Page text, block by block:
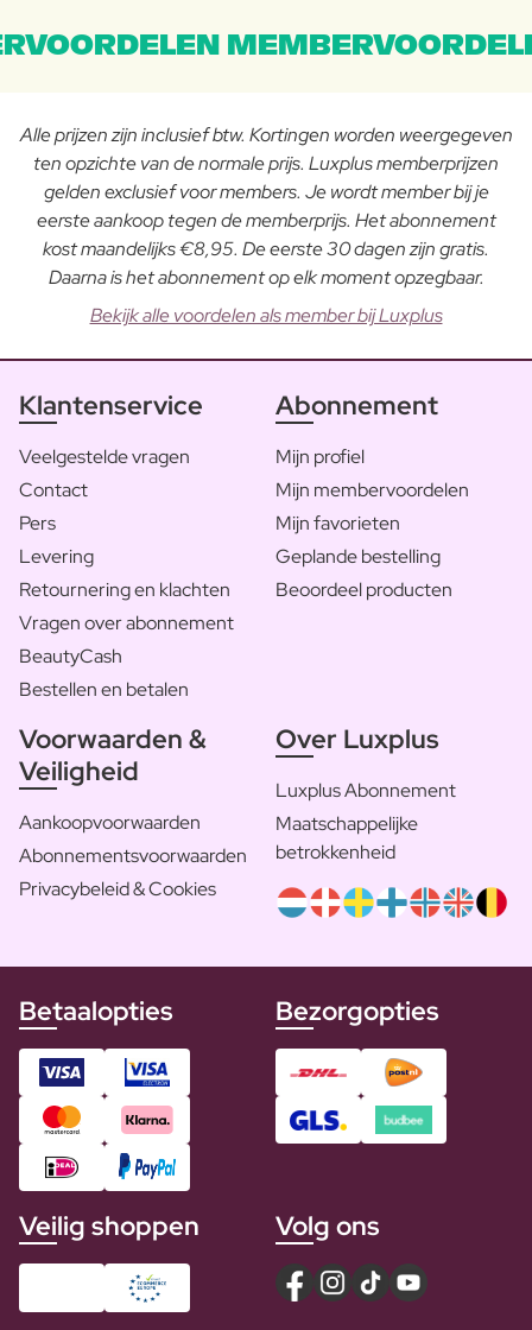
Alle prijzen zijn inclusief btw. Kortingen worden weergegeven
ten opzichte van de normale prijs. Luxplus memberprijzen
gelden exclusief voor members. Je wordt member bij je
eerste aankoop tegen de memberprijs. Het abonnement
kost maandelijks €8,95. De eerste 30 dagen zijn gratis.
Daarna is het abonnement op elk moment opzegbaar.
Bekijk alle voordelen als member bij Luxplus
Klantenservice
Veelgestelde vragen
Contact
Pers
Levering
Retournering en klachten
Vragen over abonnement
BeautyCash
Bestellen en betalen
Abonnement
Mijn profiel
Mijn membervoordelen
Mijn favorieten
Geplande bestelling
Beoordeel producten
Voorwaarden &
Veiligheid
Aankoopvoorwaarden
Abonnementsvoorwaarden
Privacybeleid & Cookies
Over Luxplus
Luxplus Abonnement
Maatschappelijke
betrokkenheid
Betaalopties Bezorgopties
Veilig shoppen Volg ons